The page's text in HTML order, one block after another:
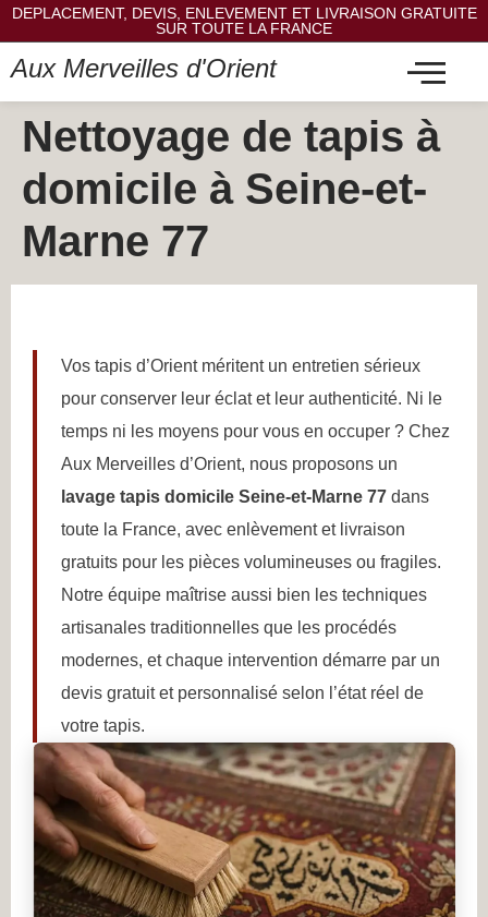
DEPLACEMENT, DEVIS, ENLEVEMENT ET LIVRAISON GRATUITE
SUR TOUTE LA FRANCE
Aux Merveilles d'Orient
Nettoyage de tapis à
domicile à Seine-et-
Marne 77
Vos tapis d’Orient méritent un entretien sérieux
pour conserver leur éclat et leur authenticité. Ni le
temps ni les moyens pour vous en occuper ? Chez
Aux Merveilles d’Orient, nous proposons un
lavage tapis domicile Seine-et-Marne 77 dans
toute la France, avec enlèvement et livraison
gratuits pour les pièces volumineuses ou fragiles.
Notre équipe maîtrise aussi bien les techniques
artisanales traditionnelles que les procédés
modernes, et chaque intervention démarre par un
devis gratuit et personnalisé selon l’état réel de
votre tapis.